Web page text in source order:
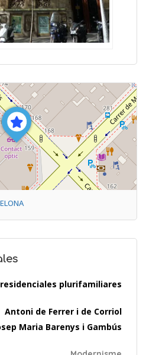
plurifamiliares
Antoni de Ferrer i de Corriol
Maria Barenys i Gambús